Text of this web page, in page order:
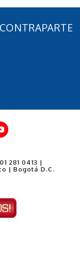
281 0413 |
| Bogotá D.C.